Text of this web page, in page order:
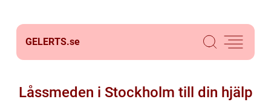
GELERTS.se
Låssmeden i Stockholm till din hjälp